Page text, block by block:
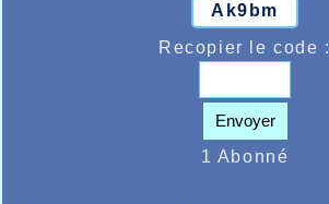
Ak9bm
Recopier le code :
Envoyer
1 Abonné